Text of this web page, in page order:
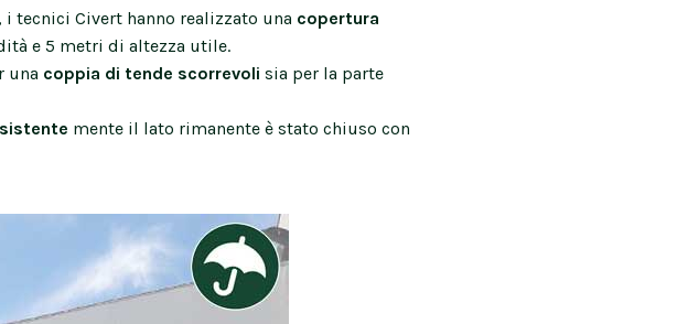
tecnici Civert hanno realizzato una copertura
e 5 metri di altezza utile.
una coppia di tende scorrevoli sia per la parte
mente il lato rimanente è stato chiuso con